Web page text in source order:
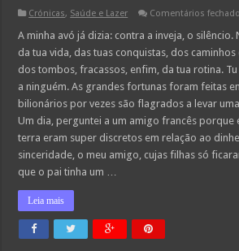
Crónicas, Saúde e Lazer Comentários
A minha avó já dizia: contra a inveja, o
da tua vida, das tuas conquistas, dos
dos tombos, fracassos, enfim, da tua rotina.
a ninguém. As grandes fortunas foram feitas
bilionários por vezes são flagrados a levar
Um dia, perguntei a um amigo francês porque
terra eram super discretos em relação ao
sinceridade, o meu amigo, cujas filhas só
que o pai tinha um …
Leia mais